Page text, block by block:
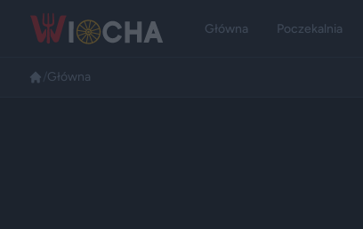
Główna Poczekalnia
Główna